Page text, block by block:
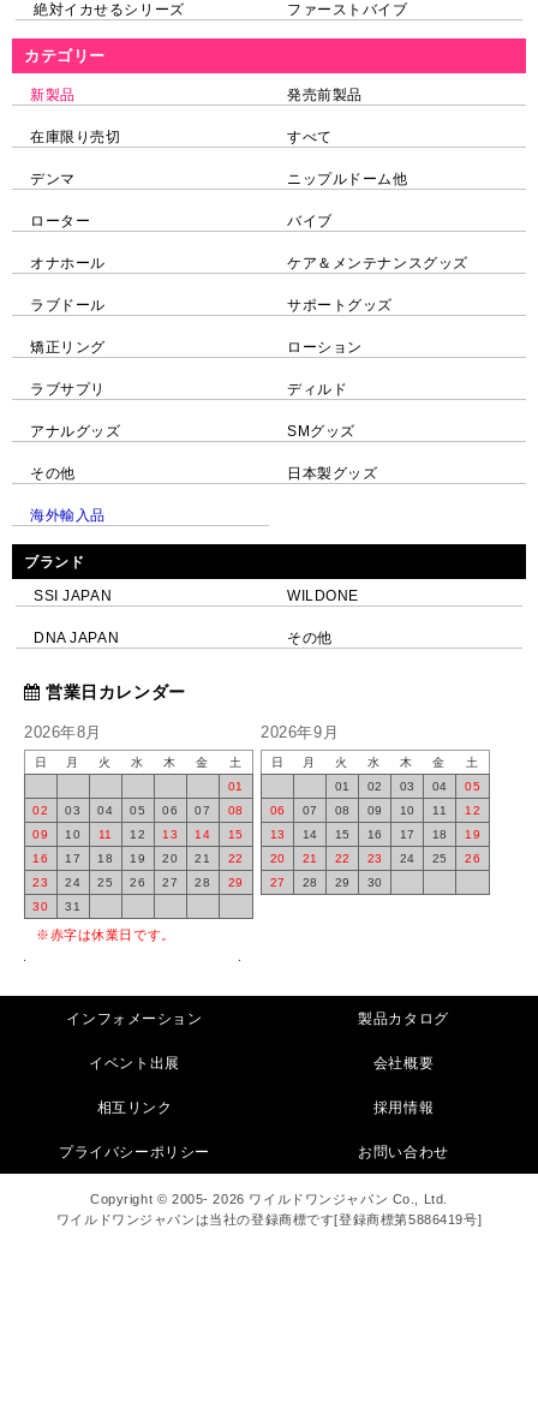
絶対イカせるシリーズ ファーストバイブ
カテゴリー
新製品 発売前製品
在庫限り売切 すべて
デンマ ニップルドーム他
ローター バイブ
オナホール ケア＆メンテナンスグッズ
ラブドール サポートグッズ
矯正リング ローション
ラブサプリ ディルド
アナルグッズ SMグッズ
その他 日本製グッズ
海外輸入品
ブランド
SSI JAPAN WILDONE
DNA JAPAN その他
営業日カレンダー
2026年8月
日 月 火 水 木 金
土
01
02
03 04 05 06 07
08
09
10 11 12 13 14
15
16
17 18 19 20 21
22
23
24 25 26 27 28
29
30
31
2026年9月
日 月 火 水 木 金
土
01
02 03 04
05
06
07 08 09 10 11
12
13
14 15 16 17 18
19
20
21 22 23 24 25
26
27
28 29 30
※赤字は休業日です。
インフォメーション 製品カタログ
イベント出展 会社概要
相互リンク 採用情報
プライバシーポリシー お問い合わせ
Copyright © 2005- 2026 ワイルドワンジャパン Co., Ltd.
ワイルドワンジャパンは当社の登録商標です[登録商標第5886419号]